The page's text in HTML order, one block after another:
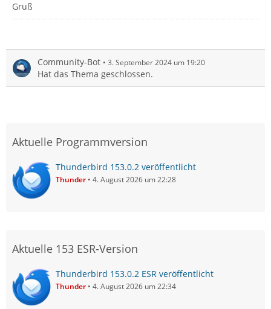
Gruß
Community-Bot 3. September 2024 um 19:20
Hat das Thema geschlossen.
Aktuelle Programmversion
Thunderbird 153.0.2 veröffentlicht
Thunder 4. August 2026 um 22:28
Aktuelle 153 ESR-Version
Thunderbird 153.0.2 ESR veröffentlicht
Thunder 4. August 2026 um 22:34